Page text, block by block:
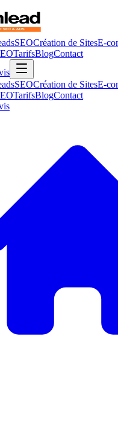
SEOCréation de SitesE-
TarifsBlogContact
SEOCréation de SitesE-
TarifsBlogContact